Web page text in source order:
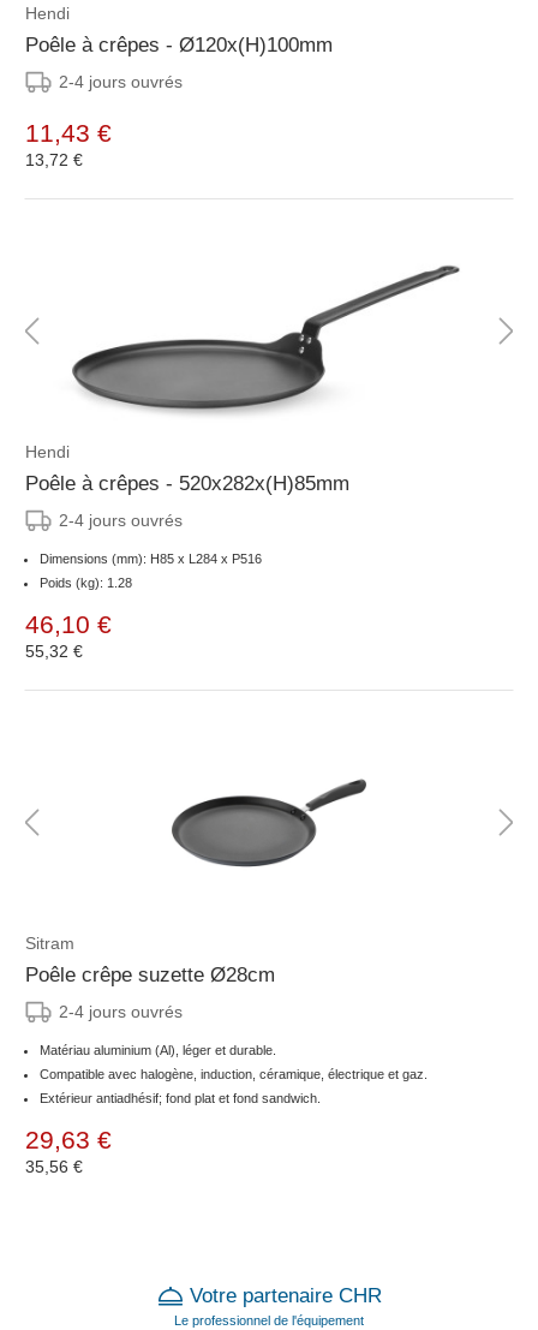
Hendi
Poêle à crêpes - Ø120x(H)100mm
2-4 jours ouvrés
11,43 €
13,72 €
Hendi
Poêle à crêpes - 520x282x(H)85mm
2-4 jours ouvrés
Dimensions (mm): H85 x L284 x P516
Poids (kg): 1.28
46,10 €
55,32 €
Sitram
Poêle crêpe suzette Ø28cm
2-4 jours ouvrés
Matériau aluminium (Al), léger et durable.
Compatible avec halogène, induction, céramique, électrique et gaz.
Extérieur antiadhésif; fond plat et fond sandwich.
29,63 €
35,56 €
Votre partenaire CHR
Le professionnel de l'équipement